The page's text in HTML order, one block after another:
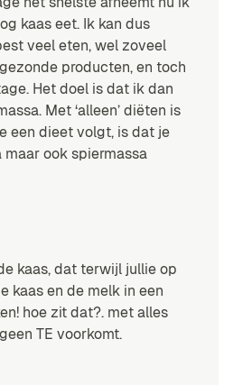
kaas eet. Ik kan dus
veel eten, wel zoveel
producten, en toch
Het doel is dat ik dan
Met ‘alleen’ diëten is
een dieet volgt, is dat je
ook spiermassa
kaas, dat terwijl jullie op
kaas en de melk in een
hoe zit dat?. met alles
TE voorkomt.